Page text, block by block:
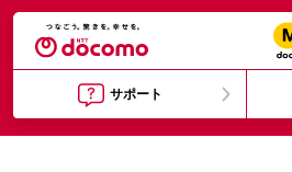
サポート